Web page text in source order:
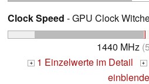
Clock Speed - GPU Clock
1440 MHz
+ 1 Einzelwerte im Detail +